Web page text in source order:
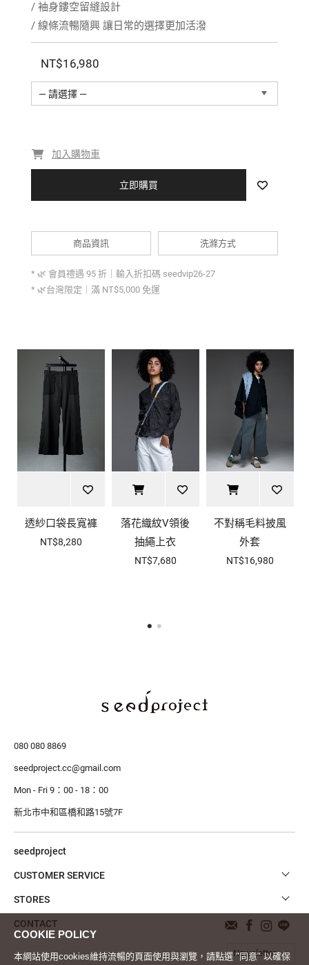
本網站使用cookies維持流暢的頁面使用與瀏覽，請點選 "同意" 以確保
/ 袖身鏤空留縫設計
/ 線條流暢隨興 讓日常的選擇更加活潑
NT$16,980
— 請選擇 —
加入購物車
立即購買
商品資訊 洗滌方式
* 🌿 會員禮遇 95 折｜輸入折扣碼 seedvip26-27
* 🌿台灣限定｜滿 NT$5,000 免運
透紗口袋長寬褲
NT$8,280
落花織紋V領後
抽繩上衣
NT$7,680
不對稱毛料披風
外套
NT$16,980
080 080 8869
seedproject.cc@gmail.com
Mon - Fri 9：00 - 18：00
新北市中和區橋和路15號7F
seedproject
CUSTOMER SERVICE
STORES
CONTACT
Newsletter